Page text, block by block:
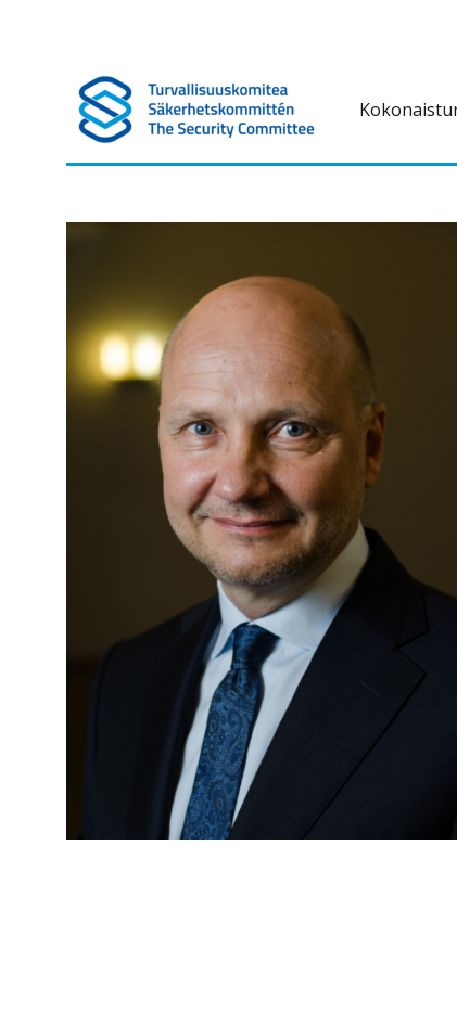
Turvallisuuskomitea on kokonaisturvallisuuteen liittyvä